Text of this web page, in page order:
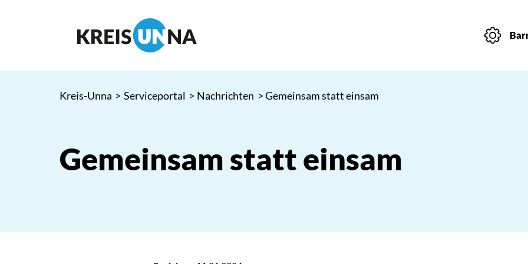
Kreis-Unna > Serviceportal > Nachrichten > Gemeinsam statt einsam
Gemeinsam statt einsam